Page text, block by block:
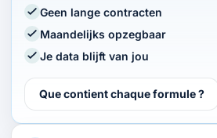
Geen lange contracten
Maandelijks opzegbaar
Je data blijft van jou
Que contient chaque formule ?